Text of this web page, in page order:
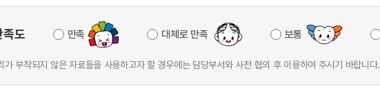
족도 만족 대체로 만족 보통
가 부착되지 않은 자료들을 사용하고자 할 경우에는 담당부서와 사전 협의 후 이용하여 주시기 바랍니다.